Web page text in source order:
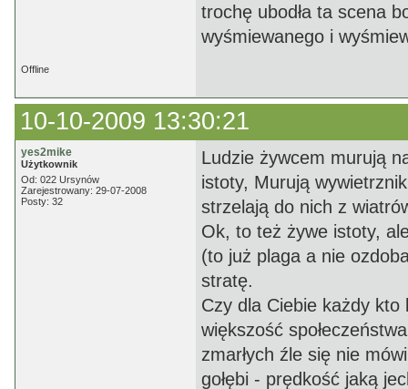
trochę ubodła ta scena
wyśmiewanego i
Offline
10-10-2009 13:30:21
yes2mike
Użytkownik
Od: 022 Ursynów
Zarejestrowany: 29-07-2008
Posty: 32
Ludzie żywcem murują
istoty, Murują
strzelają do nich z
Ok, to też żywe istoty,
(to już plaga a nie
stratę.
Czy dla Ciebie każdy kto
większość
zmarłych źle się nie
gołębi - prędkość jaką